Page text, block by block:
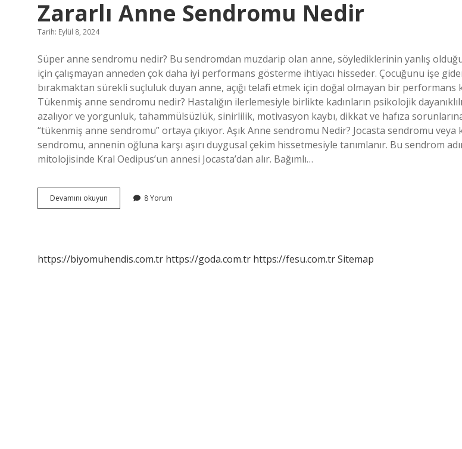
Zararlı Anne Sendromu Nedir
Tarih: Eylül 8, 2024
Süper anne sendromu nedir? Bu sendromdan muzdarip olan anne, söylediklerinin yanlış
için çalışmayan anneden çok daha iyi performans gösterme ihtiyacı hisseder. Çocuğunu işe
bırakmaktan sürekli suçluluk duyan anne, açığı telafi etmek için doğal olmayan bir performans
Tükenmiş anne sendromu nedir? Hastalığın ilerlemesiyle birlikte kadınların psikolojik
azalıyor ve yorgunluk, tahammülsüzlük, sinirlilik, motivasyon kaybı, dikkat ve hafıza
“tükenmiş anne sendromu” ortaya çıkıyor. Aşık Anne sendromu Nedir? Jocasta sendromu veya
sendromu, annenin oğluna karşı aşırı duygusal çekim hissetmesiyle tanımlanır. Bu sendrom
mitolojisinde Kral Oedipus’un annesi Jocasta’dan alır. Bağımlı…
Devamını okuyun
Anne
8 Yorum
https://biyomuhendis.com.tr https://goda.com.tr https://fesu.com.trSitemap